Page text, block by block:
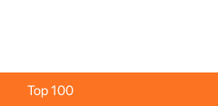
Top 100